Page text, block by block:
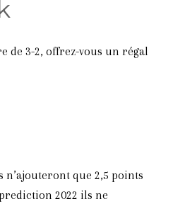
de 3-2, offrez-vous un régal
n’ajouteront que 2,5 points
2022 ils ne